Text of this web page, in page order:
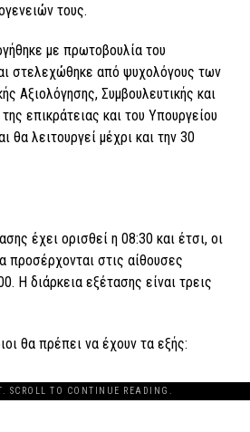
τους.
με πρωτοβουλία του
στελεχώθηκε από ψυχολόγους των
Αξιολόγησης, Συμβουλευτικής και
επικράτειας και του Υπουργείου
θα λειτουργεί μέχρι και την 30
έχει ορισθεί η 08:30 και έτσι, οι
προσέρχονται στις αίθουσες
Η διάρκεια εξέτασης είναι τρεις
θα πρέπει να έχουν τα εξής:
SCROLL TO CONTINUE READING.